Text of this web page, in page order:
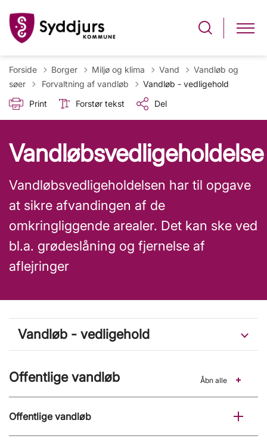
Forside Borger Miljø og klima Vand
Vandløb og
søer
Tilbage til
Forvaltning af vandløb
Vandløb - vedligehold
Print
Forstør tekst Del
Vandløbsvedligeholdelse
Vandløbsvedligeholdelsen har til opgave
at sikre afvandingen af de
omkringliggende arealer. Det kan ske ved
bl.a. grødeslåning og fjernelse af
aflejringer
Vandløb - vedligehold
Offentlige vandløb Åbn alle
Offentlige vandløb